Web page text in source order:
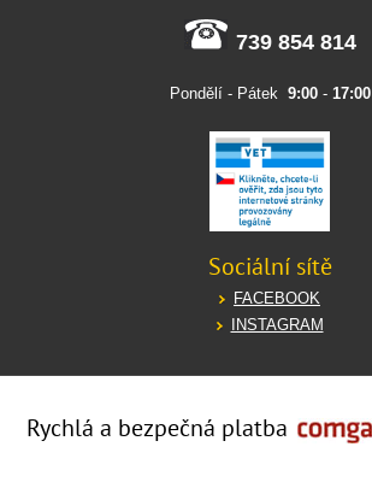
739 854 814
Pondělí - Pátek 9:00- 17:00
Sociální sítě
FACEBOOK
INSTAGRAM
Rychlá a bezpečná platba